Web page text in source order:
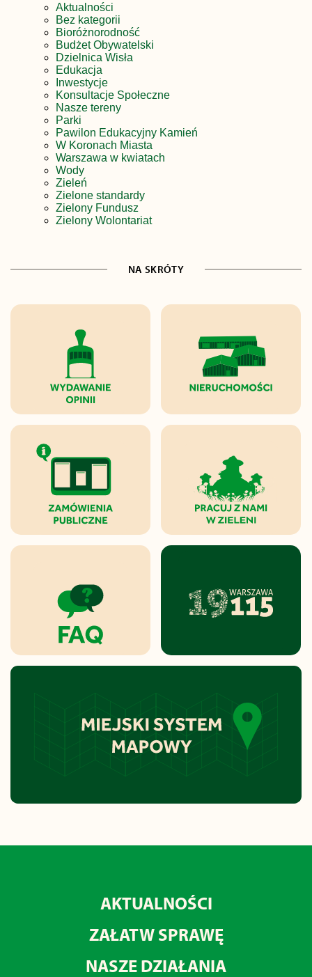
Aktualności
Bez kategorii
Bioróżnorodność
Budżet Obywatelski
Dzielnica Wisła
Edukacja
Inwestycje
Konsultacje Społeczne
Nasze tereny
Parki
Pawilon Edukacyjny Kamień
W Koronach Miasta
Warszawa w kwiatach
Wody
Zieleń
Zielone standardy
Zielony Fundusz
Zielony Wolontariat
NA SKRÓTY
AKTUALNOŚCI
ZAŁATW SPRAWĘ
NASZE DZIAŁANIA